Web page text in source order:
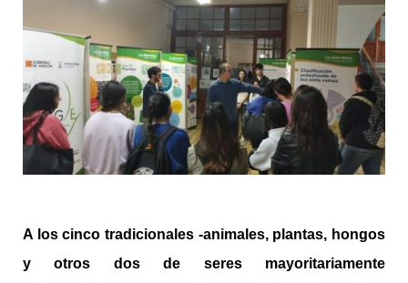
A los cinco tradicionales -animales, plantas, hongos
y otros dos de seres mayoritariamente